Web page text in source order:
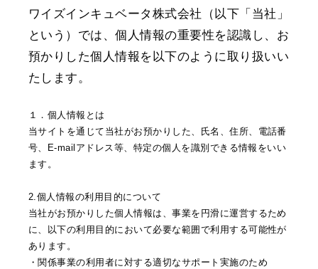
ワイズインキュベータ株式会社（以下「当社」
という）では、個人情報の重要性を認識し、お
預かりした個人情報を以下のように取り扱いい
たします。
１．個人情報とは
当サイトを通じて当社がお預かりした、氏名、住所、電話番
号、E-mailアドレス等、特定の個人を識別できる情報をいい
ます。
2.個人情報の利用目的について
当社がお預かりした個人情報は、事業を円滑に運営するため
に、以下の利用目的において必要な範囲で利用する可能性が
あります。
・関係事業の利用者に対する適切なサポート実施のため